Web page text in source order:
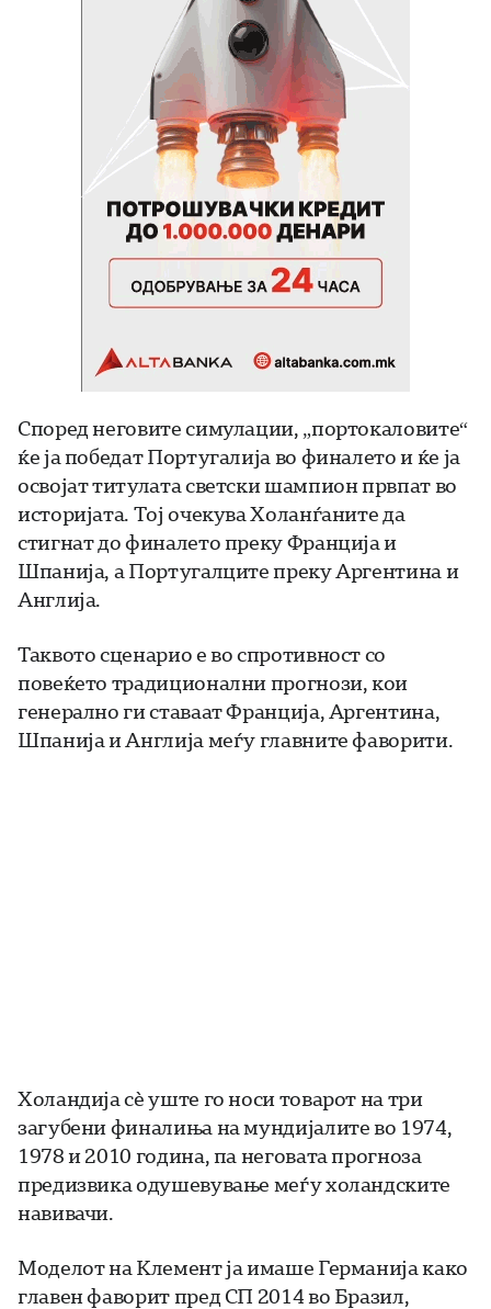
Според неговите симулации, „портокаловите“
ќе ја победат Португалија во финалето и ќе ја
освојат титулата светски шампион првпат во
историјата. Тој очекува Холанѓаните да
стигнат до финалето преку Франција и
Шпанија, а Португалците преку Аргентина и
Англија.
Таквото сценарио е во спротивност со
повеќето традиционални прогнози, кои
генерално ги ставаат Франција, Аргентина,
Шпанија и Англија меѓу главните фаворити.
Холандија сè уште го носи товарот на три
загубени финалиња на мундијалите во 1974,
1978 и 2010 година, па неговата прогноза
предизвика одушевување меѓу холандските
навивачи.
Моделот на Клемент ја имаше Германија како
главен фаворит пред СП 2014 во Бразил,